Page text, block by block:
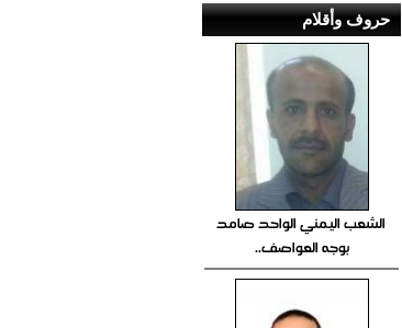
حروف وأقلام
الشعب اليمني الواحد صامد
بوجه العواصف..